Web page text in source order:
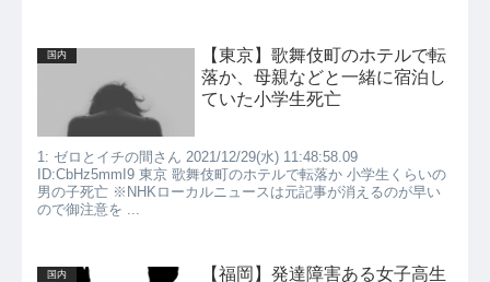
国内
【東京】歌舞伎町のホテルで転
落か、母親などと一緒に宿泊し
ていた小学生死亡
1: ゼロとイチの間さん 2021/12/29(水) 11:48:58.09
ID:CbHz5mmI9 東京 歌舞伎町のホテルで転落か 小学生くらいの
男の子死亡 ※NHKローカルニュースは元記事が消えるのが早い
ので御注意を ...
国内
【福岡】発達障害ある女子高生